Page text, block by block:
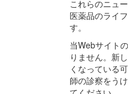
これらのニュ
医薬品のライ
す。
当Webサイト
りません。新
くなっている
師の診察をう